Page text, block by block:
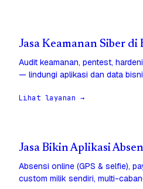
Jasa Keamanan Siber di
Audit keamanan, pentest,
— lindungi aplikasi dan data
Lihat layanan →
Jasa Bikin Aplikasi
Absensi online (GPS & selfie),
custom milik sendiri, multi-